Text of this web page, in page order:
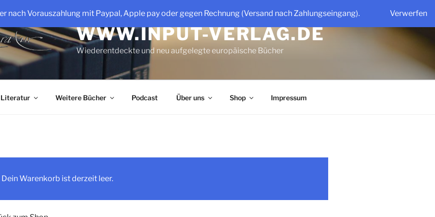
Vorauszahlung mit Paypal, Apple pay oder gegen Rechnung (Versand nach Zahlungseingang). Verwerfen
WWW.INPUT-VERLAG.DE
Wiederentdeckte und neu aufgelegte europäische Bücher
Literatur Weitere Bücher Podcast Über uns Shop Impressum
Dein Warenkorb ist derzeit leer.